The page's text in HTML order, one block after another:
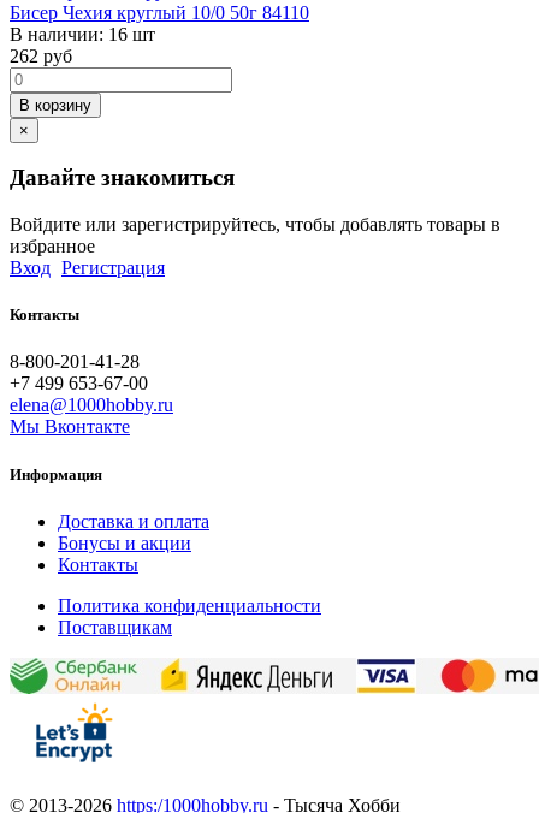
Бисер Чехия круглый 10/0 50г 84110
В наличии: 16 шт
262 руб
В корзину
×
Давайте знакомиться
Войдите или зарегистрируйтесь, чтобы добавлять товары в
избранное
Вход Регистрация
Контакты
8-800-201-41-28
+7 499 653-67-00
elena@1000hobby.ru
Мы Вконтакте
Информация
Доставка и оплата
Бонусы и акции
Контакты
Политика конфиденциальности
Поставщикам
© 2013-2026 https:/1000hobby.ru - Тысяча Хобби